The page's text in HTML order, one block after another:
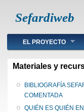
Sefardiweb
Main menu
EL PROYECTO
Materiales y
BIBLIOGRAFÍA
COMENTADA
QUIÉN ES QUIÉN